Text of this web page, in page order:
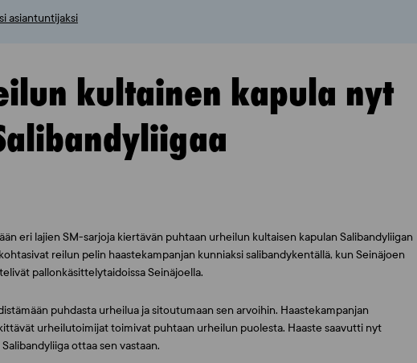
asiantuntijaksi
kultainen kapula nyt
eri lajien SM-sarjoja kiertävän puhtaan urheilun kultaisen kapulan Salibandyliigan
reilun pelin haastekampanjan kunniaksi salibandykentällä, kun Seinäjoen
pallonkäsittelytaidoissa Seinäjoella.
puhdasta urheilua ja sitoutumaan sen arvoihin. Haastekampanjan
urheilutoimijat toimivat puhtaan urheilun puolesta. Haaste saavutti nyt
ottaa sen vastaan.